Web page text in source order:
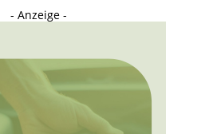
- Anzeige -